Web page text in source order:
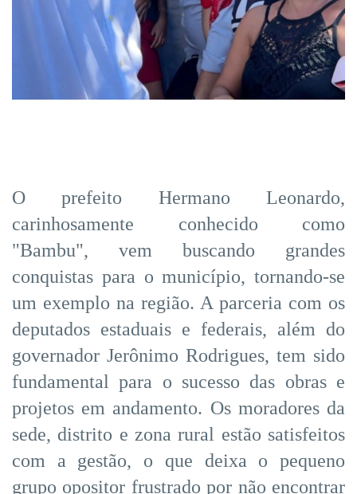
O prefeito Hermano Leonardo,
carinhosamente conhecido como
"Bambu", vem buscando grandes
conquistas para o município, tornando-se
um exemplo na região. A parceria com os
deputados estaduais e federais, além do
governador Jerônimo Rodrigues, tem sido
fundamental para o sucesso das obras e
projetos em andamento. Os moradores da
sede, distrito e zona rural estão satisfeitos
com a gestão, o que deixa o pequeno
grupo opositor frustrado por não encontrar